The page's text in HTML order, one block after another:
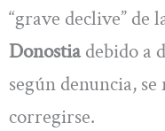
“grave declive” de
Donostiadebido a
según denuncia,
corregirse.